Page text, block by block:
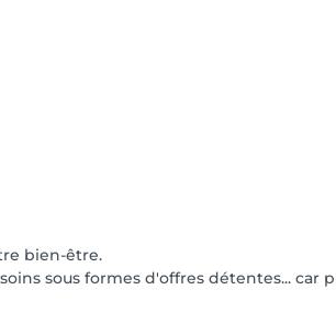
bien-être.
sous formes d'offres détentes... car